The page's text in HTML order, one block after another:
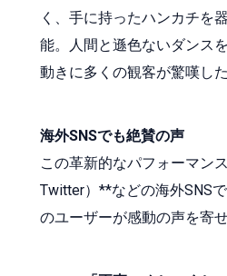
く、手に持ったハンカチを
能。人間と遜色ないダンス
動きに多くの観客が驚嘆した
海外SNSでも絶賛の声
この革新的なパフォーマン
Twitter）**などの海外SNS
のユーザーが感動の声を寄せ